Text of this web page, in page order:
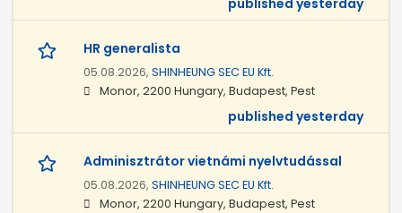
published yesterday
HR generalista
05.08.2026, SHINHEUNG SEC EU Kft.
Monor, 2200 Hungary, Budapest, Pest
published yesterday
Adminisztrátor vietnámi nyelvtudással
05.08.2026, SHINHEUNG SEC EU Kft.
Monor, 2200 Hungary, Budapest, Pest